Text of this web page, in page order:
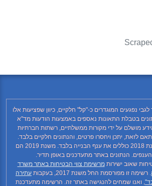
נפגעים המוגדרים כ-"קל" חלקיים, כיוון שפציעות אלו
בטבלת התאונות נאספים באמצעות הודעות מד"א
מושלם על ידי מקורות ממשלתיים, רשתות חברתיות
לזאת, יתכן ויחסרו פרטים, והנתונים חלקיים בלבד.
הנתונים בטבלה עד לשנת 2018 כוללים את ענף הבנייה בלבד. משנת 2019 הם
הנתונים באתר מתעדכנים באופן תדיר.
שאוב ישירותמרשימת צווי הבטיחות באתר משרד
. רשימה זו מפורסמת החל משנת 2017, בעקבות
עתירה
, ואנו שמחים להנגישה באתר זה. הרשימה מתעדכנת